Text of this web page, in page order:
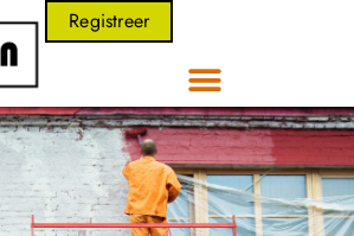
Registreer